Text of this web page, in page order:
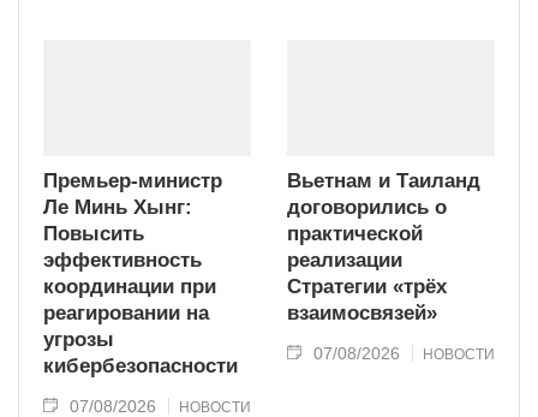
Премьер-министр
Ле Минь Хынг:
Повысить
эффективность
координации при
реагировании на
угрозы
кибербезопасности
07/08/2026 НОВОСТИ
Вьетнам и Таиланд
договорились о
практической
реализации
Стратегии «трёх
взаимосвязей»
07/08/2026 НОВОСТИ